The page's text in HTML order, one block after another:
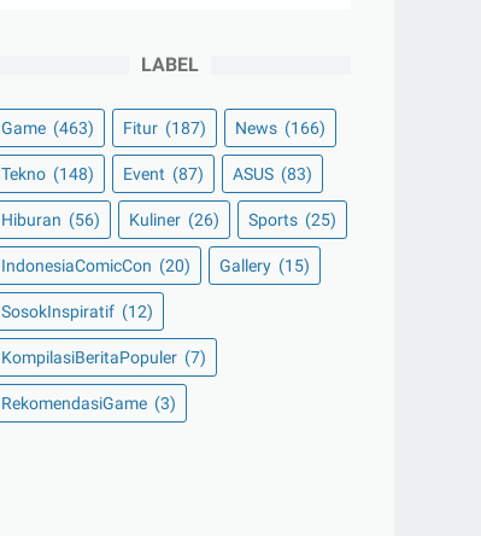
LABEL
Game (463) Fitur (187) News (166)
Tekno (148) Event (87) ASUS (83)
Hiburan (56) Kuliner (26) Sports (25)
IndonesiaComicCon (20) Gallery (15)
SosokInspiratif (12)
KompilasiBeritaPopuler (7)
RekomendasiGame (3)